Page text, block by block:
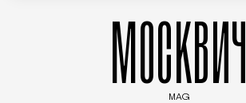
МОСКВИЧ
MAG